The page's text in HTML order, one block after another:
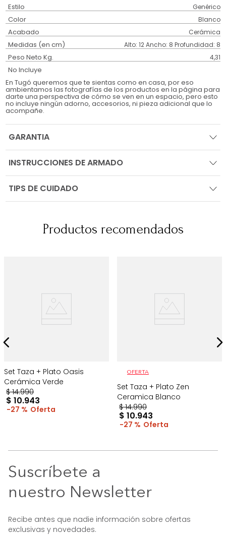
Estilo Genérico
Color Blanco
Acabado Cerámica
Medidas (en cm) Alto: 12 Ancho: 8 Profundidad: 8
Peso Neto Kg. 4,31
No Incluye
En Tugó queremos que te sientas como en casa, por eso
ambientamos las fotografías de los productos en la página para
darte una perspectiva de cómo se ven en un espacio, pero esto
no incluye ningún adorno, accesorios, ni pieza adicional que lo
acompañe.
GARANTIA
INSTRUCCIONES DE ARMADO
TIPS DE CUIDADO
Productos recomendados
Set Taza + Plato Oasis
Cerámica Verde
$ 14.990
$ 10.943
27 %
OFERTA
Set Taza + Plato Zen
Ceramica Blanco
$ 14.990
$ 10.943
27 %
Suscríbete a
nuestro Newsletter
Recibe antes que nadie información sobre ofertas
exclusivas y novedades.